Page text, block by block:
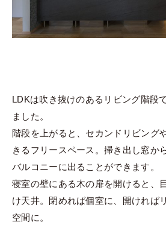
LDKは吹き抜けのあるリビング階段
ました。
階段を上がると、セカンドリビング
きるフリースペース。掃き出し窓か
バルコニーに出ることができます。
寝室の壁にある木の扉を開けると、
け天井。閉めれば個室に、開ければ
空間に。